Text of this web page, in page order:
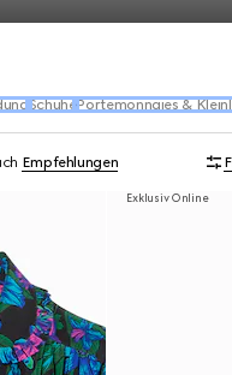
SchuhePortemonnaies &
Empfehlungen
Exklusiv Online